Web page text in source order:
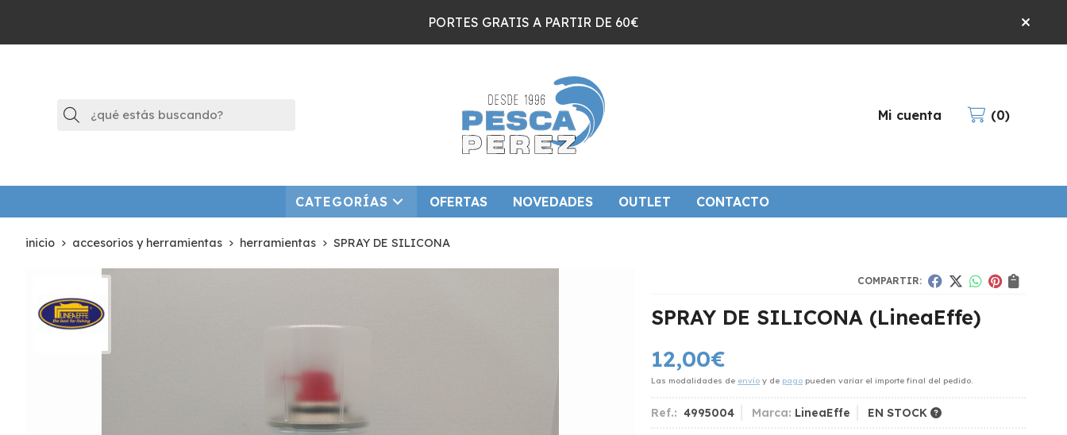
PORTES GRATIS A PARTIR DE 60€
Buscar Mi cuenta 0
CATEGORÍAS OFERTAS NOVEDADES OUTLET CONTACTO
inicio accesorios y herramientas herramientas SPRAY DE SILICONA
COMPARTIR:
SPRAY DE SILICONA (LineaEffe)
12,00€
Las modalidades de envío y de pago pueden variar el importe final del pedido.
Ref.: 4995004 Marca: LineaEffe EN STOCK